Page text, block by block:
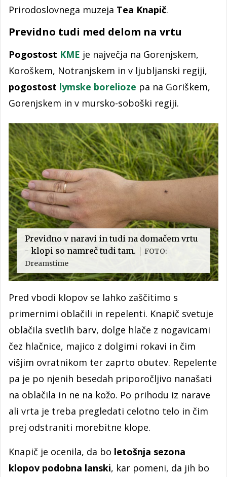
Prirodoslovnega muzeja Tea Knapič.
Previdno tudi med delom na vrtu
Pogostost KME je največja na Gorenjskem,
Koroškem, Notranjskem in v ljubljanski regiji,
pogostost lymske borelioze pa na Goriškem,
Gorenjskem in v mursko-soboški regiji.
Previdno v naravi in tudi na domačem vrtu
- klopi so namreč tudi tam.
FOTO:
Dreamstime
Pred vbodi klopov se lahko zaščitimo s
primernimi oblačili in repelenti. Knapič svetuje
oblačila svetlih barv, dolge hlače z nogavicami
čez hlačnice, majico z dolgimi rokavi in čim
višjim ovratnikom ter zaprto obutev. Repelente
pa je po njenih besedah priporočljivo nanašati
na oblačila in ne na kožo. Po prihodu iz narave
ali vrta je treba pregledati celotno telo in čim
prej odstraniti morebitne klope.
Knapič je ocenila, da bo letošnja sezona
klopov podobna lanski, kar pomeni, da jih bo